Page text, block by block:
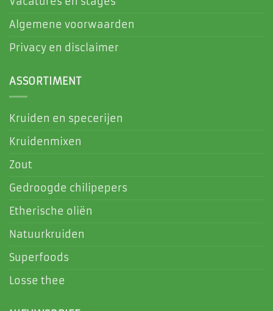
Algemene voorwaarden
Privacy en disclaimer
ASSORTIMENT
Kruiden en specerijen
Kruidenmixen
Zout
Gedroogde chilipepers
Etherische oliën
Natuurkruiden
Superfoods
Losse thee